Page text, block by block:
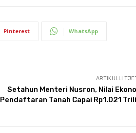
Pinterest WhatsApp
ARTIKULLI
Setahun Menteri Nusron, Nilai
Pendaftaran Tanah Capai Rp1.021